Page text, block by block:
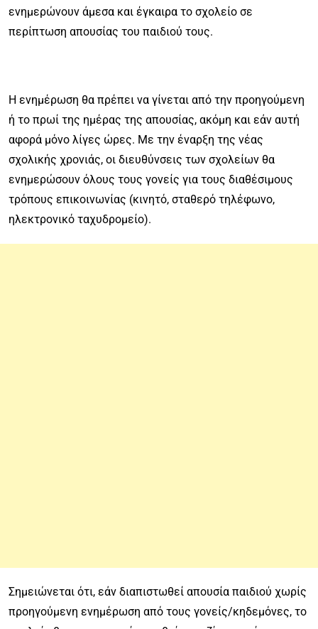
ενημερώνουν άμεσα και έγκαιρα το σχολείο σε
περίπτωση απουσίας του παιδιού τους.
Η ενημέρωση θα πρέπει να γίνεται από την προηγούμενη
ή το πρωί της ημέρας της απουσίας, ακόμη και εάν αυτή
αφορά μόνο λίγες ώρες. Με την έναρξη της νέας
σχολικής χρονιάς, οι διευθύνσεις των σχολείων θα
ενημερώσουν όλους τους γονείς για τους διαθέσιμους
τρόπους επικοινωνίας (κινητό, σταθερό τηλέφωνο,
ηλεκτρονικό ταχυδρομείο).
Σημειώνεται ότι, εάν διαπιστωθεί απουσία παιδιού χωρίς
προηγούμενη ενημέρωση από τους γονείς/κηδεμόνες, το